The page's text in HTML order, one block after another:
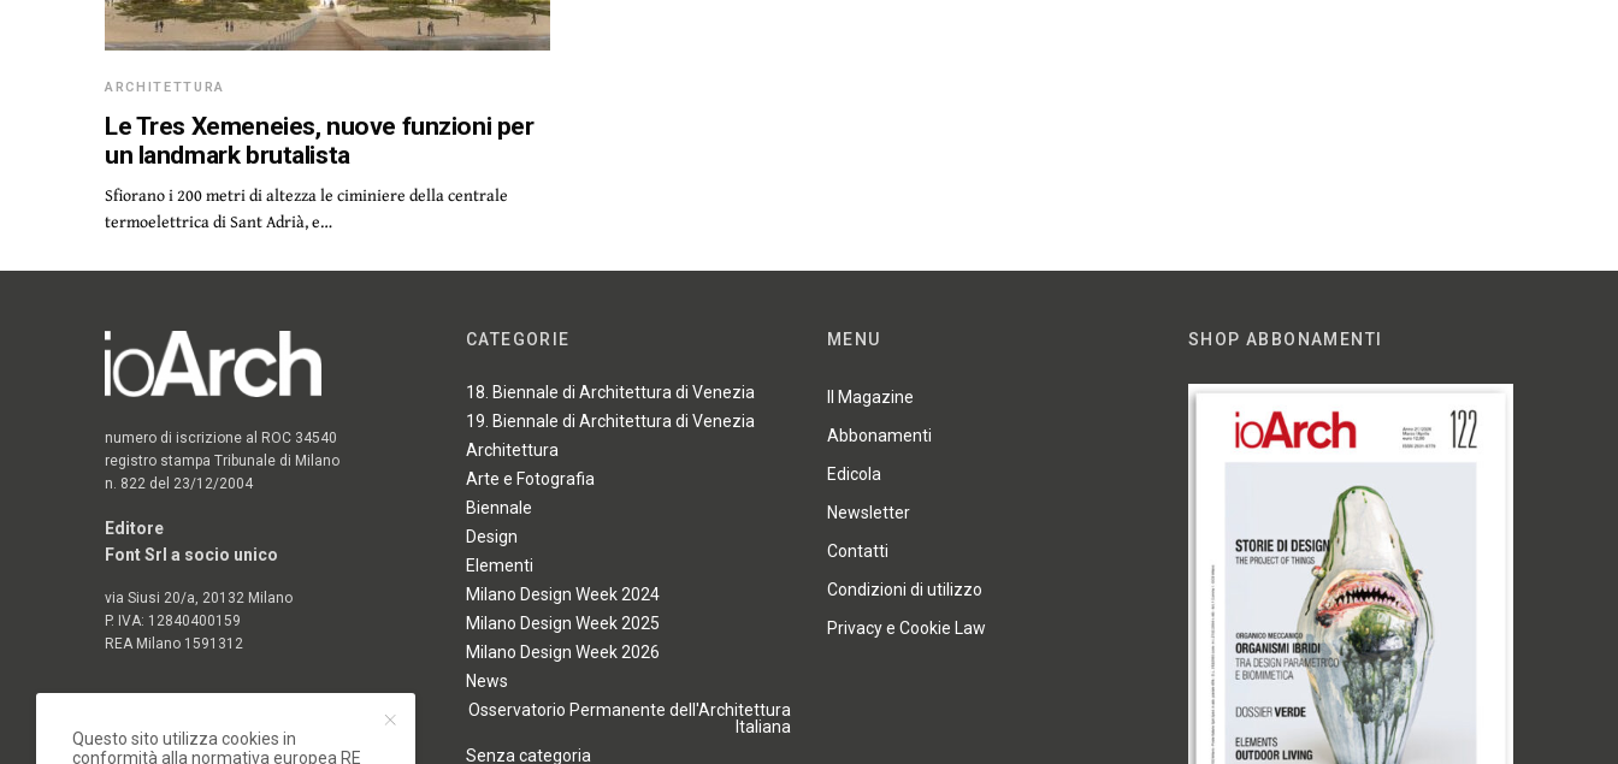
ARCHITETTURA
Le Tres Xemeneies, nuove funzioni per
un landmark brutalista
Sfiorano i 200 metri di altezza le ciminiere della centrale
termoelettrica di Sant Adrià, e…
numero di iscrizione al ROC 34540
registro stampa Tribunale di Milano
n. 822 del 23/12/2004
Editore
Font Srl a socio unico
via Siusi 20/a, 20132 Milano
P. IVA: 12840400159
REA Milano 1591312
CATEGORIE
18. Biennale di Architettura di Venezia
19. Biennale di Architettura di Venezia
Architettura
Arte e Fotografia
Biennale
Design
Elementi
Milano Design Week 2024
Milano Design Week 2025
Milano Design Week 2026
News
Osservatorio Permanente dell'Architettura
Italiana
Senza categoria
MENU
Il Magazine
Abbonamenti
Edicola
Newsletter
Contatti
Condizioni di utilizzo
Privacy e Cookie Law
SHOP ABBONAMENTI
Questo sito utilizza cookies in
conformità alla normativa europea RE